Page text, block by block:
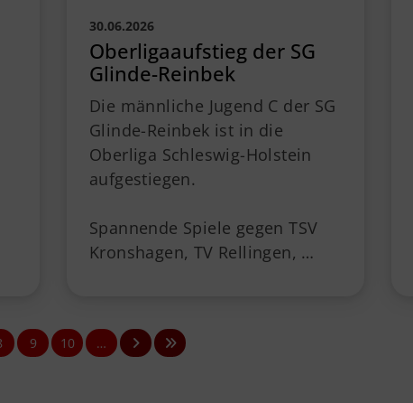
30.06.2026
Oberligaaufstieg der SG
Glinde-Reinbek
Die männliche Jugend C der SG
Glinde-Reinbek ist in die
Oberliga Schleswig-Holstein
aufgestiegen.
Spannende Spiele gegen TSV
Kronshagen, TV Rellingen, …
9 10 …